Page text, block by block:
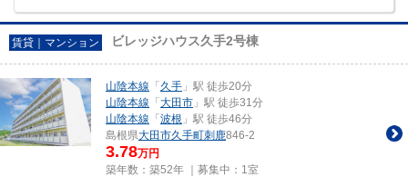
賃貸｜マンション ビレッジハウス久手2号棟
山陰本線 「 久手 」駅 徒歩20分
山陰本線 「 大田市 」駅 徒歩31分
山陰本線 「 波根 」駅 徒歩46分
島根県大田市久手町刺鹿846-2
3.78万円
築年数：築52年 ｜募集中： 1室